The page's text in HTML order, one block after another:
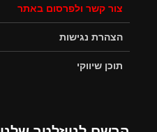
צור קשר ולפרסום באתר
הצהרת נגישות
תוכן שיווקי